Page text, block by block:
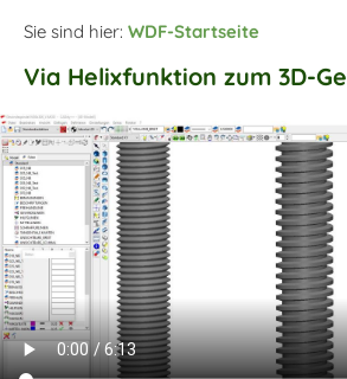
Sie sind hier: WDF-Startseite
Via Helixfunktion zum 3D-